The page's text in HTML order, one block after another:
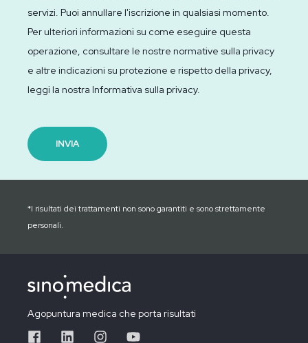
servizi. Puoi annullare l'iscrizione in qualsiasi momento.
Per ulteriori informazioni su come eseguire questa
operazione, consultare le nostre normative sulla privacy
e altre indicazioni su protezione e rispetto della privacy,
leggi la nostra Informativa sulla privacy.
*I risultati dei trattamenti non sono garantiti e sono strettamente
personali.
Agopuntura medica che porta risultati